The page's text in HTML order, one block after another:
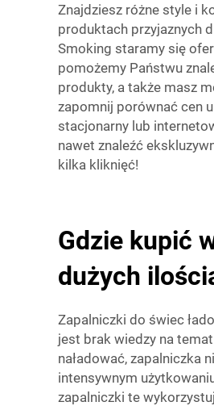
Znajdziesz różne style i
produktach przyjaznych
Smoking staramy się
pomożemy Państwu
produkty, a także masz
zapomnij porównać cen
stacjonarny lub
nawet znaleźć
kilka kliknięć!
Gdzie kupić
dużych
Zapalniczki do świec
jest brak wiedzy na
naładować, zapalniczka
intensywnym
zapalniczki te